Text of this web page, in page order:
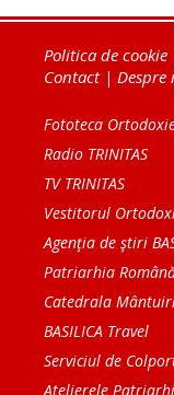
Politica de cookie
Contact| Despre
Fototeca
Radio TRINITAS
TV TRINITAS
Vestitorul
Agenţia de ştiri
Patriarhia
Catedrala
BASILICA Travel
Serviciul de
Atelierele